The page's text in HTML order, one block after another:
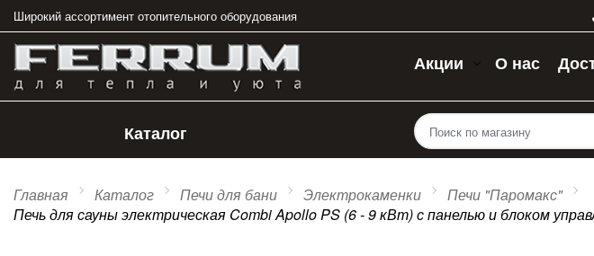
Широкий ассортимент отопительного оборудования
Акции О нас
Каталог
Главная Каталог Печи для бани Электрокаменки
Печи "Паромакс"
Печь для сауны электрическая Combi Apollo PS (6 - 9 кВт) с панелью и блоком